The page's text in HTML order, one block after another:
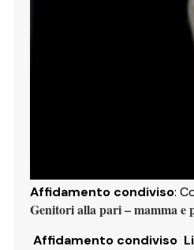
Affidamento condiviso:
Genitori alla pari – mamma e
Affidamento condiviso